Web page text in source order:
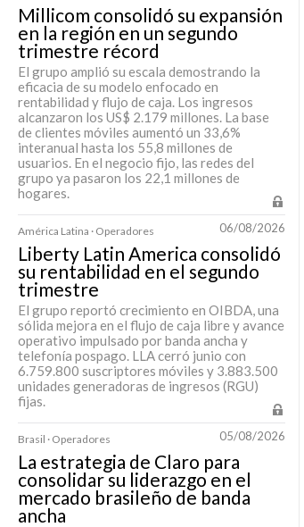
Millicom consolidó su expansión
en la región en un segundo
trimestre récord
El grupo amplió su escala demostrando la
eficacia de su modelo enfocado en
rentabilidad y flujo de caja. Los ingresos
alcanzaron los US$ 2.179 millones. La base
de clientes móviles aumentó un 33,6%
interanual hasta los 55,8 millones de
usuarios. En el negocio fijo, las redes del
grupo ya pasaron los 22,1 millones de
hogares.
América Latina · Operadores 06/08/2026
Liberty Latin America consolidó
su rentabilidad en el segundo
trimestre
El grupo reportó crecimiento en OIBDA, una
sólida mejora en el flujo de caja libre y avance
operativo impulsado por banda ancha y
telefonía pospago. LLA cerró junio con
6.759.800 suscriptores móviles y 3.883.500
unidades generadoras de ingresos (RGU)
fijas.
Brasil · Operadores 05/08/2026
La estrategia de Claro para
consolidar su liderazgo en el
mercado brasileño de banda
ancha